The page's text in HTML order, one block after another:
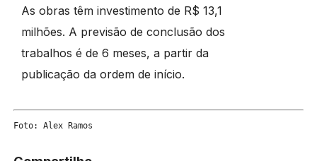
As obras têm investimento de R$ 13,1
milhões. A previsão de conclusão dos
trabalhos é de 6 meses, a partir da
publicação da ordem de início.
Foto: Alex Ramos